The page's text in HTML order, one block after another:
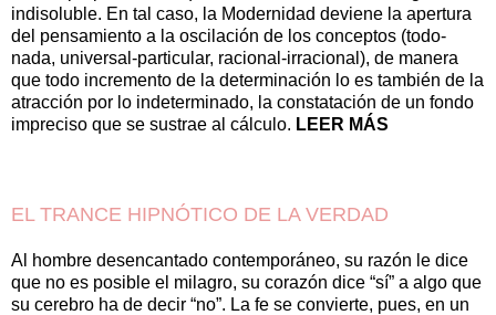
indisoluble. En tal caso, la Modernidad deviene la apertura
del pensamiento a la oscilación de los conceptos (todo-
nada, universal-particular, racional-irracional), de manera
que todo incremento de la determinación lo es también de la
atracción por lo indeterminado, la constatación de un fondo
impreciso que se sustrae al cálculo. LEER MÁS
EL TRANCE HIPNÓTICO DE LA VERDAD
Al hombre desencantado contemporáneo, su razón le dice
que no es posible el milagro, su corazón dice “sí” a algo que
su cerebro ha de decir “no”. La fe se convierte, pues, en un